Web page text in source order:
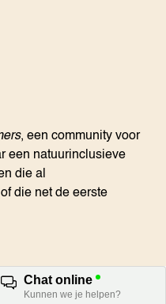
, een community voor
een natuurinclusieve
die al
die net de eerste